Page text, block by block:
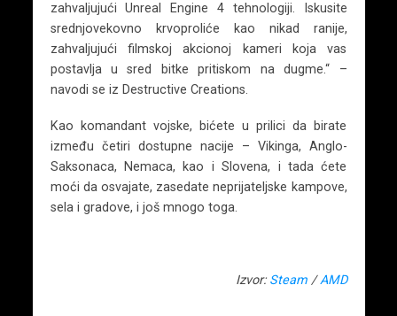
zahvaljujući Unreal Engine 4 tehnologiji. Iskusite
srednjovekovno krvoproliće kao nikad ranije,
zahvaljujući filmskoj akcionoj kameri koja vas
postavlja u sred bitke pritiskom na dugme.“ –
navodi se iz Destructive Creations.
Kao komandant vojske, bićete u prilici da birate
između četiri dostupne nacije – Vikinga, Anglo-
Saksonaca, Nemaca, kao i Slovena, i tada ćete
moći da osvajate, zasedate neprijateljske kampove,
sela i gradove, i još mnogo toga.
Izvor: Steam/AMD